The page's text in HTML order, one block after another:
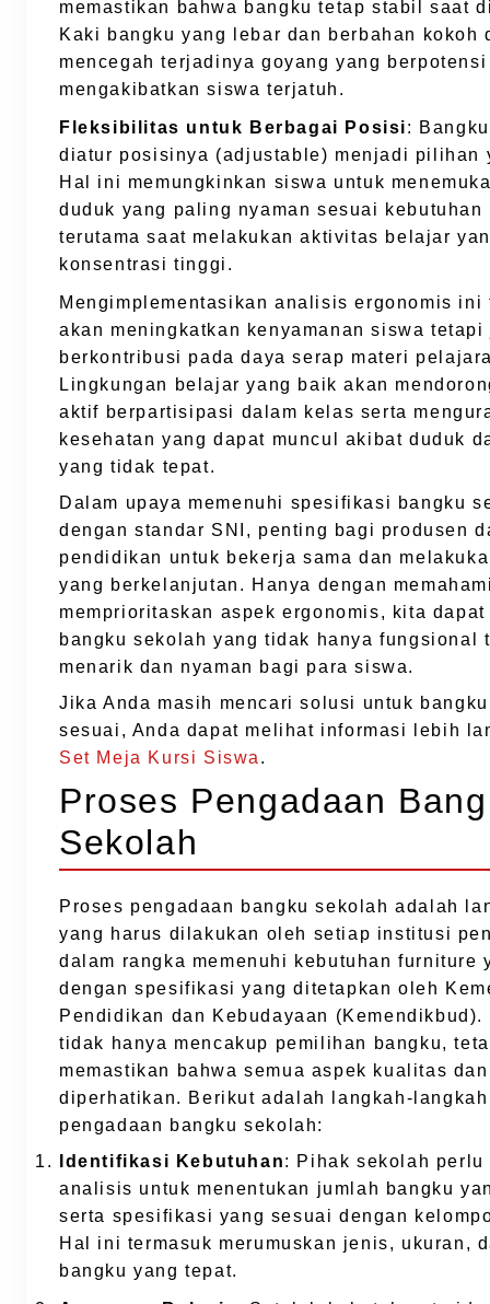
memastikan bahwa bangku tetap stabil saat
Kaki bangku yang lebar dan berbahan kokoh
mencegah terjadinya goyang yang berpotensi
mengakibatkan siswa terjatuh.
Fleksibilitas untuk Berbagai Posisi:
diatur posisinya (adjustable) menjadi pilihan
Hal ini memungkinkan siswa untuk
duduk yang paling nyaman sesuai kebutuhan
terutama saat melakukan aktivitas belajar
konsentrasi tinggi.
Mengimplementasikan analisis ergonomis ini
akan meningkatkan kenyamanan siswa tetapi
berkontribusi pada daya serap materi
Lingkungan belajar yang baik akan
aktif berpartisipasi dalam kelas serta
kesehatan yang dapat muncul akibat duduk
yang tidak tepat.
Dalam upaya memenuhi spesifikasi bangku
dengan standar SNI, penting bagi produsen
pendidikan untuk bekerja sama dan
yang berkelanjutan. Hanya dengan
memprioritaskan aspek ergonomis, kita
bangku sekolah yang tidak hanya fungsional
menarik dan nyaman bagi para siswa.
Jika Anda masih mencari solusi untuk
sesuai, Anda dapat melihat informasi lebih
Set Meja Kursi Siswa .
Proses Pengadaan
Sekolah
Proses pengadaan bangku sekolah adalah
yang harus dilakukan oleh setiap institusi
dalam rangka memenuhi kebutuhan furniture
dengan spesifikasi yang ditetapkan oleh
Pendidikan dan Kebudayaan
tidak hanya mencakup pemilihan bangku,
memastikan bahwa semua aspek kualitas
diperhatikan. Berikut adalah langkah-
pengadaan bangku sekolah:
Identifikasi Kebutuhan: Pihak sekolah perlu
analisis untuk menentukan jumlah bangku
serta spesifikasi yang sesuai dengan
Hal ini termasuk merumuskan jenis, ukuran,
bangku yang tepat.